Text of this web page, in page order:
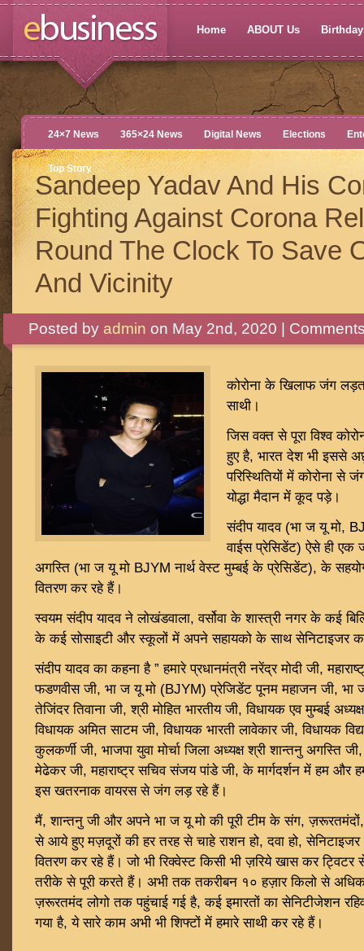
Home ABOUT Us
24×7 News 365×24 News Digital News Elections
Top Story
Sandeep Yadav And His
Fighting Against Corona
Round The Clock To Save
And Vicinity
Posted by admin on May 2nd, 2020 |
कोरोना के खिलाफ जंग लड़ता
साथी।
जिस वक्त से पूरा विश्व
हुए है, भारत देश भी इससे
परिस्थितियों में कोरोना से
योद्धा मैदान में कूद पड़े।
संदीप यादव (भा ज यू मो,
वाईस प्रेसिडेंट) ऐसे ही एक
अगस्ति (भा ज यू मो BJYM नार्थ वेस्ट मुम्बई के प्रेसिडेंट), के
वितरण कर रहे हैं।
स्वयम संदीप यादव ने लोखंडवाला, वर्सोवा के शास्त्री नगर के कई
के कई सोसाइटी और स्कूलों में अपने सहायको के साथ सेनिटाइजर
संदीप यादव का कहना है ” हमारे प्रधानमंत्री नरेंद्र मोदी जी,
फडणवीस जी, भा ज यू मो (BJYM) प्रेजिडेंट पूनम महाजन जी, भा ज
तेजिंदर तिवाना जी, श्री मोहित भारतीय जी, विधायक एव मुम्बई
विधायक अमित साटम जी, विधायक भारती लावेकार जी, विधायक
कुलकर्णी जी, भाजपा युवा मोर्चा जिला अध्यक्ष श्री शान्तनु अगस्ति
मेढेकर जी, महाराष्ट्र सचिव संजय पांडे जी, के मार्गदर्शन में हम और
इस खतरनाक वायरस से जंग लड़ रहे हैं।
मैं, शान्तनु जी और अपने भा ज यू मो की पूरी टीम के संग, ज़रूरतमंदों,
से आये हुए मज़दूरों की हर तरह से चाहे राशन हो, दवा हो, सेनिटाइजर
वितरण कर रहे हैं। जो भी रिक्वेस्ट किसी भी ज़रिये खास कर
तरीके से पूरी करते हैं। अभी तक तकरीबन १० हज़ार किलो से अधिक
ज़रूरतमंद लोगो तक पहुंचाई गई है, कई इमारतों का सेनिटीजेशन
गया है, ये सारे काम अभी भी शिफ्टों में हमारे साथी कर रहे हैं।